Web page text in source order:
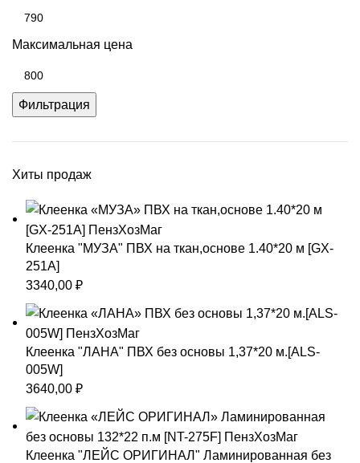
Максимальная цена
Фильтрация
Хиты продаж
Клеенка "МУЗА" ПВХ на ткан,основе 1.40*20 м [GX-
251A]
3340,00 ₽
Клеенка "ЛАНА" ПВХ без основы 1,37*20 м.[ALS-
005W]
3640,00 ₽
Клеенка "ЛЕЙС ОРИГИНАЛ" Ламинированная без